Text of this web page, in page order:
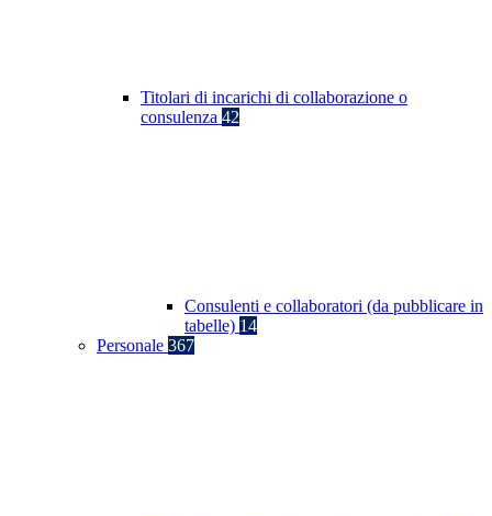
Titolari di incarichi di collaborazione o
consulenza 42
Consulenti e collaboratori (da pubblicare in
tabelle) 14
Personale 367